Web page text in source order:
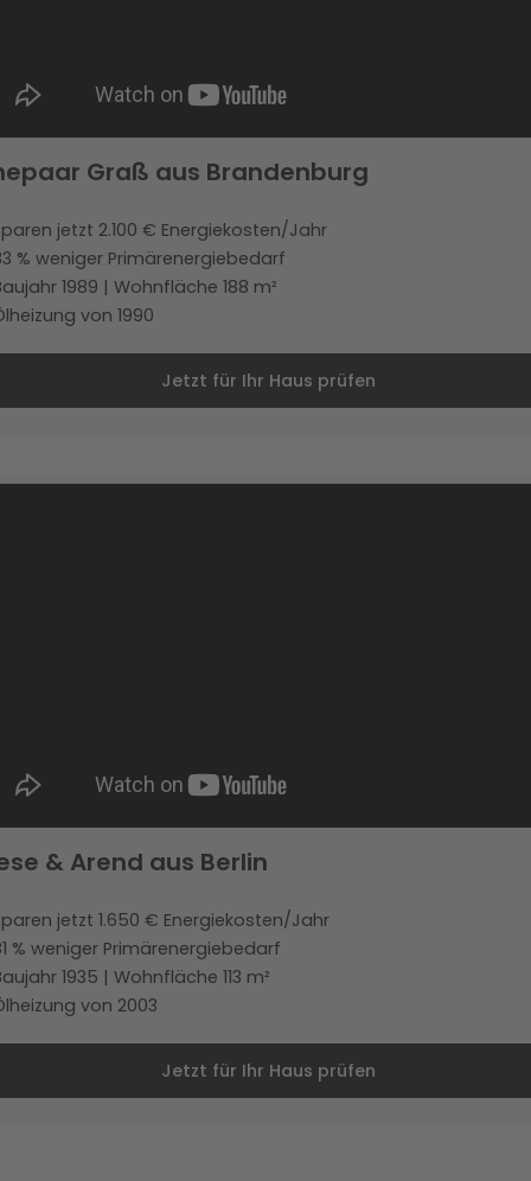
Graß aus Brandenburg
jetzt 2.100 € Energiekosten/Jahr
% weniger Primärenergiebedarf
1989 | Wohnfläche 188 m²
von 1990
Jetzt für Ihr Haus prüfen
& Arend aus Berlin
jetzt 1.650 € Energiekosten/Jahr
% weniger Primärenergiebedarf
1935 | Wohnfläche 113 m²
von 2003
Jetzt für Ihr Haus prüfen